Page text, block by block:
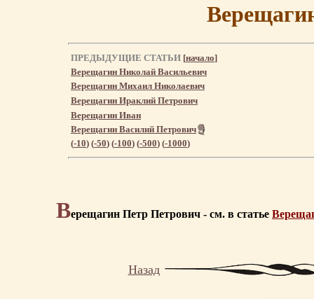
ПРЕДЫДУЩИЕ СТАТЬИ [начало]
Верещагин Николай Васильевич
Верещагин Михаил Николаевич
Верещагин Ираклий Петрович
Верещагин Иван
Верещагин Василий Петрович
(-10) (-50) (-100) (-500) (-1000)
Верещагин Петр Петрович - см. в статье
Назад